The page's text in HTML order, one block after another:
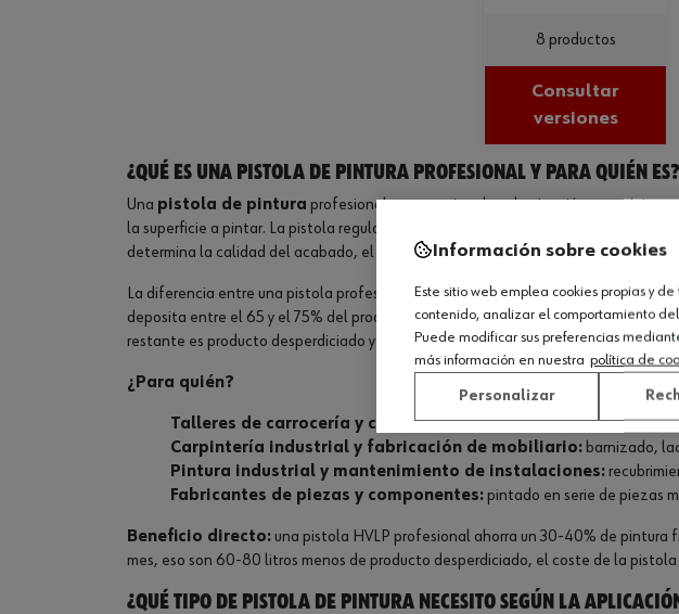
8 productos
Consultar
versiones
¿Qué es una pistola de pintura profesional y para quién es?
Una pistola de pintura profesional es un equipo de pulverización neumático
la superficie a pintar. La pistola regula tres parámetros: el caudal de producto,
determina la calidad del acabado, el consumo de pintura y la velocidad de
La diferencia entre una pistola profesional y una pistola doméstica o de
deposita entre el 65 y el 75% del producto sobre la pieza. El resto queda en el
restante es producto desperdiciado y contaminación ambiental.
¿Para quién?
Talleres de carrocería y chapa-pintura:aplicación de imprimación,
Carpintería industrial y fabricación de mobiliario: barnizado,
Pintura industrial y mantenimiento de instalaciones:
Fabricantes de piezas y componentes:pintado en serie de piezas
Beneficio directo:una pistola HVLP profesional ahorra un 30-40% de pintura
mes, eso son 60-80 litros menos de producto desperdiciado, el coste de la pistola
¿Qué tipo de pistola de pintura necesito según la
Información sobre cookies
Este sitio web emplea cookies propias y
contenido, analizar el comportamiento
Puede modificar sus preferencias
más información en nuestra política de
Personalizar